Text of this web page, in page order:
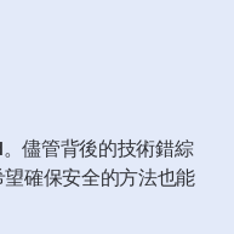
儘管背後的技術錯綜
確保安全的方法也能